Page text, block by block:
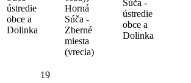
ústredie
obce a
Dolinka
Horná
Súča -
Zberné
miesta
(vrecia)
Súča -
ústredie
obce a
Dolinka
19